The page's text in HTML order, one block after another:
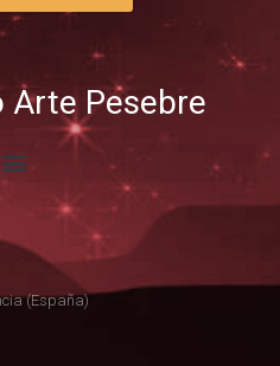
Arte Pesebre
(España)